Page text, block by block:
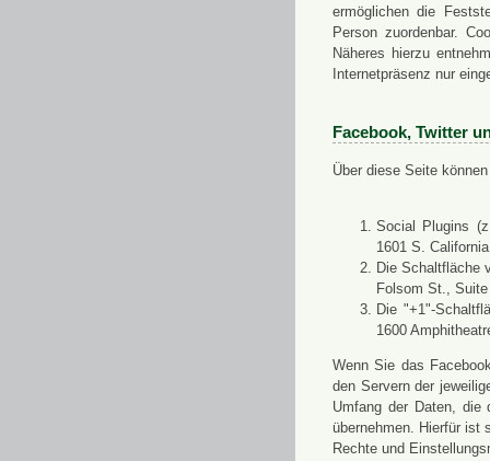
ermöglichen die
Person zuordenbar.
Näheres hierzu
Internetpräsenz nur
Facebook, Twitter
Über diese Seite
Social Plugins
1601 S.
Die Schaltfläche
Folsom St.,
Die "+1"-
1600
Wenn Sie das
den Servern der
Umfang der Daten, die
übernehmen. Hierfür ist
Rechte und